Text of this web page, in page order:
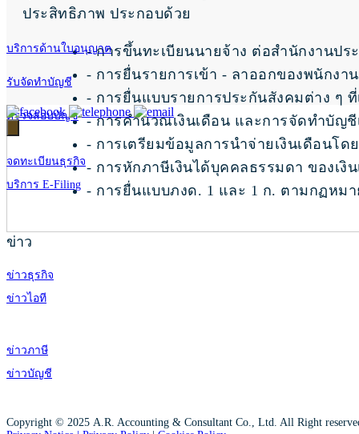
ประสิทธิภาพ ประกอบด้วย
- การขึ้นทะเบียนนายจ้าง ต่อสำนักงานปร
- การยื่นรายการเข้า - ลาออกของพนักงาน
- การยื่นแบบรายการประกันสังคมต่าง ๆ ที่
- การคำนวณเงินเดือน และการจัดทำบัญชี
- การเตรียมข้อมูลการนำจ่ายเงินเดือนโด
- การหักภาษีเงินได้บุคคลธรรมดา ของเงิ
- การยื่นแบบภงด. 1 และ 1 ก. ตามกฏหม
บริการด้านใบอนุญาต
รับจัดทำบัญชี
ตรวจสอบบัญชี
จดทะเบียนธุรกิจ
บริการ E-Filing
ข่าว
ข่าวธุรกิจ
ข่าวไอที
ข่าวภาษี
ข่าวบัญชี
Copyright © 2025 A.R. Accounting & Consultant Co., Ltd. All Right